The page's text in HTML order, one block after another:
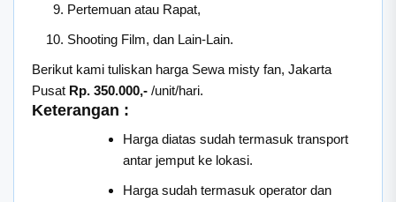
Pertemuan atau Rapat,
Shooting Film, dan Lain-Lain.
Berikut kami tuliskan harga Sewa misty fan, Jakarta
Pusat Rp. 350.000,- /unit/hari.
Keterangan :
Harga diatas sudah termasuk transport
antar jemput ke lokasi.
Harga sudah termasuk operator dan